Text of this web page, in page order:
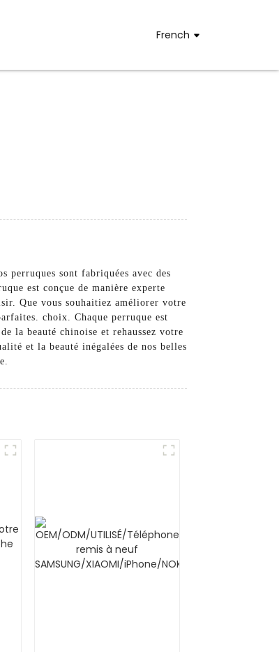
French
perruques sont fabriquées avec des
est conçue de manière experte
Que vous souhaitiez améliorer votre
choix. Chaque perruque est
la beauté chinoise et rehaussez votre
et la beauté inégalées de nos belles